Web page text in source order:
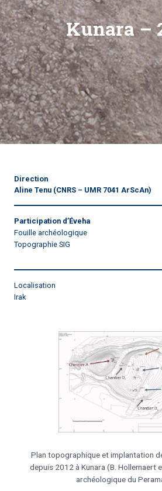
Kunara –
Direction
Aline Tenu (CNRS – UMR 7041 ArScAn)
Participation d’Éveha
Fouille archéologique
Topographie SIG
Localisation
Irak
Plan topographique et implantation
depuis 2012 à Kunara (B. Hollemaert
archéologique du